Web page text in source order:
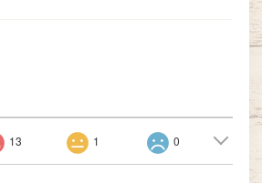
13 1 0